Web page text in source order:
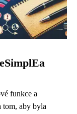
funkce a
tom, aby byla